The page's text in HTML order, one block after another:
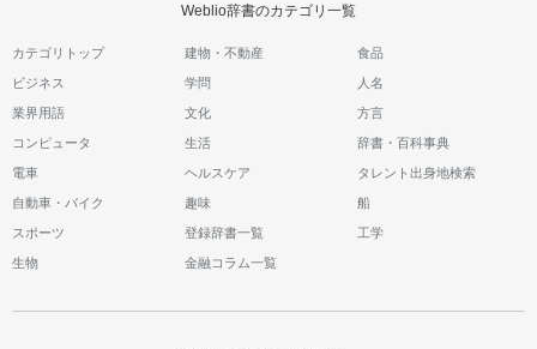
Weblio辞書のカテゴリ一覧
カテゴリトップ 建物・不動産 食品
ビジネス 学問 人名
業界用語 文化 方言
コンピュータ 生活 辞書・百科事典
電車 ヘルスケア タレント出身地検索
自動車・バイク 趣味 船
スポーツ 登録辞書一覧 工学
生物 金融コラム一覧